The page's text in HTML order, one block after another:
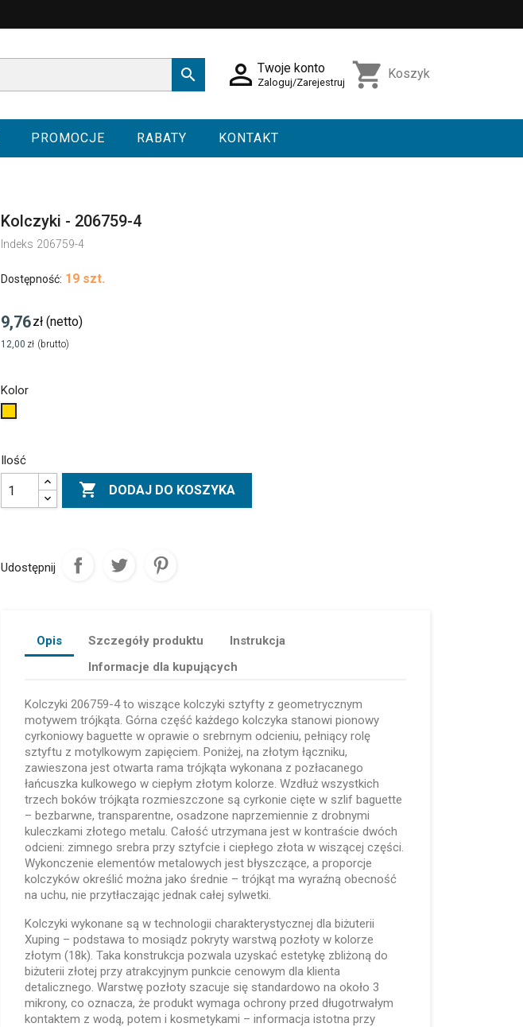
  Twoje konto
Zaloguj/Zarejestruj shopping_cart Koszyk
PROMOCJE RABATY KONTAKT
Kolczyki - 206759-4
Indeks 206759-4
Dostępność: 19 szt.
9,76zł (netto)
12,00 zł (brutto)
Kolor
Ilość
 DODAJ DO KOSZYKA
Udostępnij
Opis Szczegóły produktu
Instrukcja
Informacje dla kupujących
Kolczyki 206759-4 to wiszące kolczyki sztyfty z geometrycznym
motywem trójkąta. Górna część każdego kolczyka stanowi pionowy
cyrkoniowy baguette w oprawie o srebrnym odcieniu, pełniący rolę
sztyftu z motylkowym zapięciem. Poniżej, na złotym łączniku,
zawieszona jest otwarta rama trójkąta wykonana z pozłacanego
łańcuszka kulkowego w ciepłym złotym kolorze. Wzdłuż wszystkich
trzech boków trójkąta rozmieszczone są cyrkonie cięte w szlif baguette
– bezbarwne, transparentne, osadzone naprzemiennie z drobnymi
kuleczkami złotego metalu. Całość utrzymana jest w kontraście dwóch
odcieni: zimnego srebra przy sztyfcie i ciepłego złota w wiszącej części.
Wykonczenie elementów metalowych jest błyszczące, a proporcje
kolczyków określić można jako średnie – trójkąt ma wyraźną obecność
na uchu, nie przytłaczając jednak całej sylwetki.
Kolczyki wykonane są w technologii charakterystycznej dla biżuterii
Xuping – podstawa to mosiądz pokryty warstwą pozłoty w kolorze
złotym (18k). Taka konstrukcja pozwala uzyskać estetykę zbliżoną do
biżuterii złotej przy atrakcyjnym punkcie cenowym dla klienta
detalicznego. Warstwę pozłoty szacuje się standardowo na około 3
mikrony, co oznacza, że produkt wymaga ochrony przed długotrwałym
kontaktem z wodą, potem i kosmetykami – informacja istotna przy